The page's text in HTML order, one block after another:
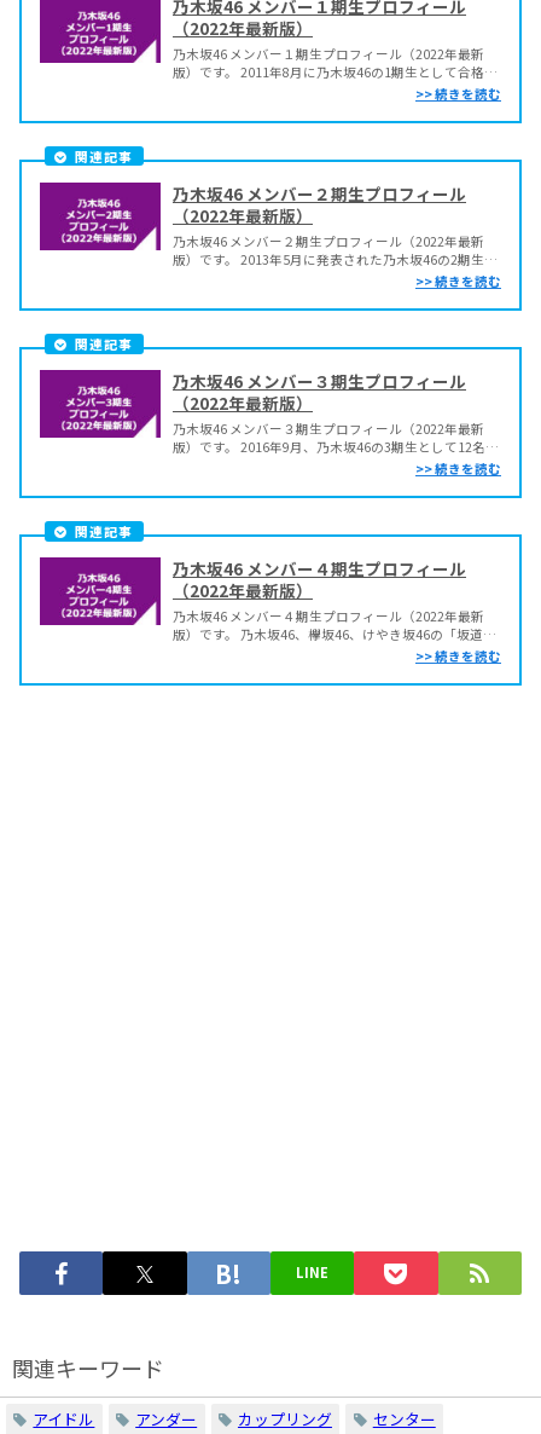
乃木坂46 メンバー１期生プロフィール
（2022年最新版）
乃木坂46 メンバー１期生プロフィール（2022年最新
版）です。 2011年8月に乃木坂46の1期生として合格し
た36名で活動を開始してから9年が経過し、2期生・3期
友理も卒業。さらに、高山一実、生田絵梨花、星野み
関連記事
乃木坂46 メンバー２期生プロフィール
（2022年最新版）
乃木坂46 メンバー２期生プロフィール（2022年最新
版）です。 2013年5月に発表された乃木坂46の2期生
は、応募総数1万6千人以上、倍率1000倍という難関か
奈、伊藤純奈、渡辺みり愛、寺田蘭世が卒業。さらに
関連記事
乃木坂46 メンバー３期生プロフィール
（2022年最新版）
乃木坂46 メンバー３期生プロフィール（2022年最新
版）です。 2016年9月、乃木坂46の3期生として12名の
合格者が発表されました。 2021年に大園桃子が3期生
ています。 乃木坂46 ３期生 伊藤理々杏（いとう りり
関連記事
乃木坂46 メンバー４期生プロフィール
（2022年最新版）
乃木坂46 メンバー４期生プロフィール（2022年最新
版）です。 乃木坂46、欅坂46、けやき坂46の「坂道合
同オーディション」に合格した36名の中から、2018年
2020年2月、配属先が決まっていなかった坂道研修生
LINE
関連キーワード
アイドル アンダー カップリング
センター